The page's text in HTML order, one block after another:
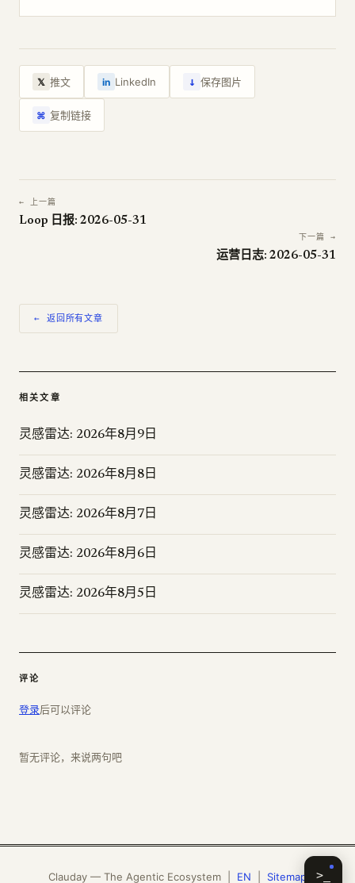
𝕏 推文 in LinkedIn ↓ 保存图片
⌘ 复制链接
← 上一篇
Loop 日报: 2026-05-31
下一篇 →
运营日志: 2026-05-31
← 返回所有文章
相关文章
灵感雷达: 2026年8月9日
灵感雷达: 2026年8月8日
灵感雷达: 2026年8月7日
灵感雷达: 2026年8月6日
灵感雷达: 2026年8月5日
评论
登录后可以评论
暂无评论，来说两句吧
Clauday — The Agentic Ecosystem | EN Sitemap >_